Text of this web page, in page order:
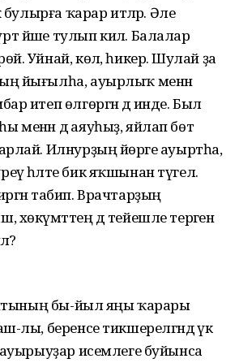
булырға ҡарар итәләр. Әле
йәше тулып килә. Балалар
Уйнай, көлә, һикерә. Шулай ҙа
йығылһа, ауырлыҡ менән
итеп өлгөргән дә инде. Был
дә аяуһыҙ, яйлап бөтә
Илнурҙың йөрәге ауыртһа,
һәләте бик яҡшынан түгел.
табип. Врачтарҙың
дә тейешле терәген
бы-йыл яңы ҡарары
лы, беренсе тикшерелгәндә үк
ауырыуҙар исемлеге буйынса